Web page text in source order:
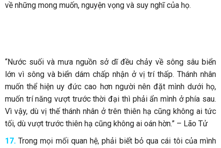
về những mong muốn, nguyện vọng và suy nghĩ của họ.
“Nước suối và mưa nguồn sở dĩ đều chảy về sông sâu biển
lớn vì sông và biển dám chấp nhận ở vị trí thấp. Thánh nhân
muốn thể hiện uy đức cao hơn người nên đặt mình dưới họ,
muốn trí năng vượt trước thời đại thì phải ẩn mình ở phía sau.
Vì vậy, dù vị thế thánh nhân ở trên thiên hạ cũng không ai tức
tối, dù vượt trước thiên hạ cũng không ai oán hờn.” – Lão Tử
17. Trong mọi mối quan hệ, phải biết bỏ qua cái tôi của mình